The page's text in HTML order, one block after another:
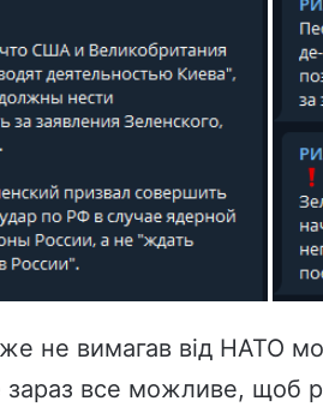
не вимагав від НАТО
все можливе, щоб